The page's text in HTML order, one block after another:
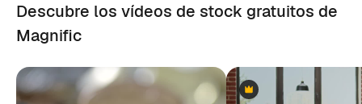
Descubre los vídeos de stock gratuitos de
Magnific
Premium
Premium